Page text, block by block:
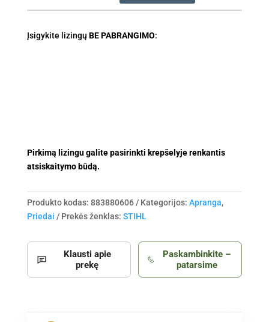
Kelnės
FUNCTION
Įsigykite lizingų BE PABRANGIMO:
Pirkimą lizingu galite pasirinkti krepšelyje renkantis
atsiskaitymo būdą.
Produkto kodas: 883880606 Kategorijos: Apranga,
Priedai
Prekės ženklas: STIHL
Klausti apie
prekę
Paskambinkite –
patarsime